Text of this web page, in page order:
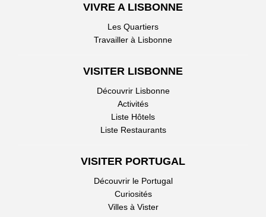
VIVRE A LISBONNE
Les Quartiers
Travailler à Lisbonne
VISITER LISBONNE
Découvrir Lisbonne
Activités
Liste Hôtels
Liste Restaurants
VISITER PORTUGAL
Découvrir le Portugal
Curiosités
Villes à Vister